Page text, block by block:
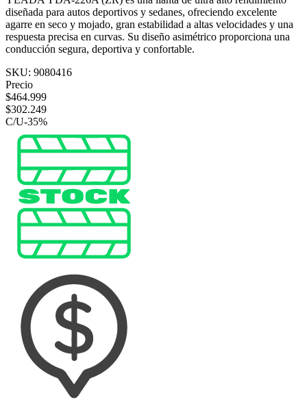
diseñada para autos deportivos y sedanes, ofreciendo excelente
agarre en seco y mojado, gran estabilidad a altas velocidades y una
respuesta precisa en curvas. Su diseño asimétrico proporciona una
conducción segura, deportiva y confortable.
SKU: 9080416
Precio
$464.999
$302.249
C/U-35%